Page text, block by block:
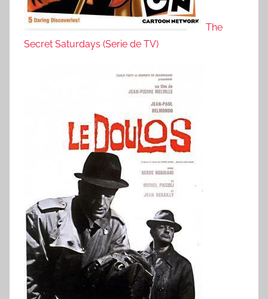
The
Secret Saturdays (Serie de TV)